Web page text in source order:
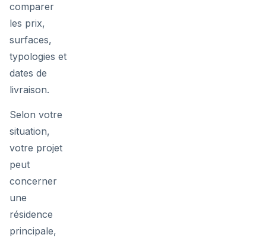
comparer
les prix,
surfaces,
typologies et
dates de
livraison.
Selon votre
situation,
votre projet
peut
concerner
une
résidence
principale,